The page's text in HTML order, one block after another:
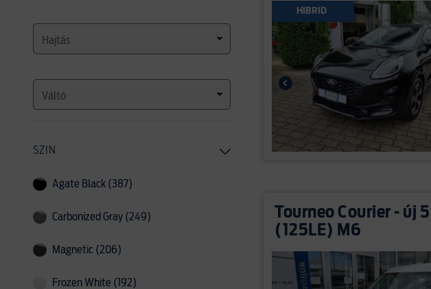
Hajtás
Váltó
SZIN
Agate Black (387)
Carbonized Gray (249)
Magnetic (206)
Frozen White (192)
HIBRID
Tourneo Courier - új
(125LE) M6